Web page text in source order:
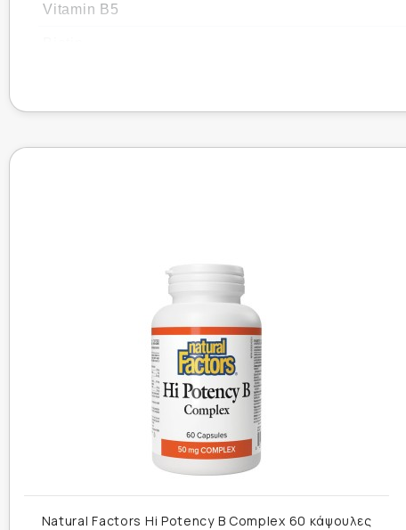
Vitamin B5
Vitamin B2
Vitamin B3
Τρόπος χρήσης :
1 μαλακή κάψουλα ημερησίως με το φαγητό.
30 μαλακές κάψουλες
Natural Factors Hi Potency B Complex 60 κάψουλες